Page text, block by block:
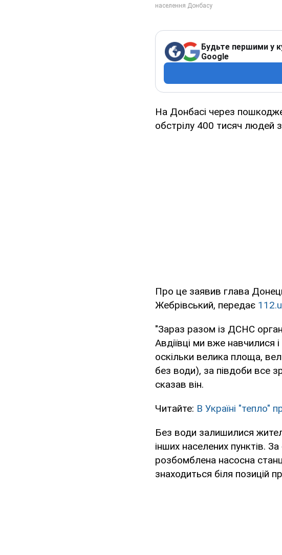
Будьте першими у
Google
На Донбасі через
обстрілу 400 тисяч людей
Про це заявив глава
Жебрівський, передає
"Зараз разом із ДСНС
Авдіївці ми вже навчилися
оскільки велика площа,
без води), за півдоби все
сказав він.
Читайте: В Україні "тепло"
Без води залишилися
інших населених пунктів.
розбомблена насосна
знаходиться біля позицій